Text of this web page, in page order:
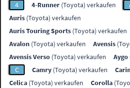
4 4-Runner (Toyota) verkaufen
Auris (Toyota) verkaufen
Auris Touring Sports (Toyota) verkaufen
Avalon (Toyota) verkaufen Avensis
Avensis Verso (Toyota) verkaufen Aygo
C
Camry (Toyota) verkaufen
Celica (Toyota) verkaufen Corolla